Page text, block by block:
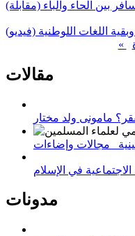
بين الحاء والباء (مقابلة)
وبقية اللغات اللوطنية (فيديو)
مقالات
مامونى ولد مختار
مجالات وإضاءات
مدونات